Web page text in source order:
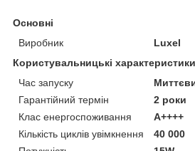
Основні
Виробник
Luxel
Користувальницькі характеристики
Час запуску
Гарантійний термін
2 роки
Клас енергоспоживання
А++++
Кількість циклів увімкнення
40 000